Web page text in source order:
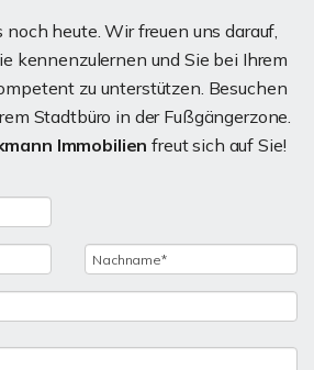
heute. Wir freuen uns darauf,
kennenzulernen und Sie bei Ihrem
zu unterstützen. Besuchen
Stadtbüro in der Fußgängerzone.
Immobilien freut sich auf Sie!